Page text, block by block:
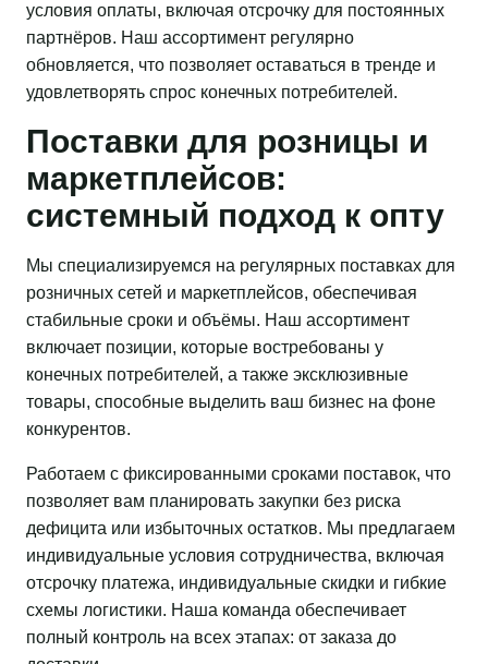
условия оплаты, включая отсрочку для постоянных
партнёров. Наш ассортимент регулярно
обновляется, что позволяет оставаться в тренде и
удовлетворять спрос конечных потребителей.
Поставки для розницы и
маркетплейсов:
системный подход к опту
Мы специализируемся на регулярных поставках для
розничных сетей и маркетплейсов, обеспечивая
стабильные сроки и объёмы. Наш ассортимент
включает позиции, которые востребованы у
конечных потребителей, а также эксклюзивные
товары, способные выделить ваш бизнес на фоне
конкурентов.
Работаем с фиксированными сроками поставок, что
позволяет вам планировать закупки без риска
дефицита или избыточных остатков. Мы предлагаем
индивидуальные условия сотрудничества, включая
отсрочку платежа, индивидуальные скидки и гибкие
схемы логистики. Наша команда обеспечивает
полный контроль на всех этапах: от заказа до